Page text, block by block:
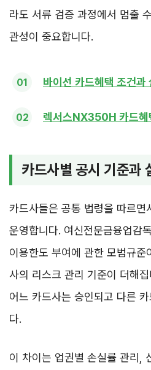
라도 서류 검증 과정에서 멈출
관성이 중요합니다.
바이선 카드혜택 조건과
렉서스NX350H 카드혜
카드사별 공시 기준과
카드사들은 공통 법령을 따르면
운영합니다. 여신전문금융업감
이용한도 부여에 관한 모범규
사의 리스크 관리 기준이 더해
어느 카드사는 승인되고 다른
다.
이 차이는 업권별 손실률 관리,